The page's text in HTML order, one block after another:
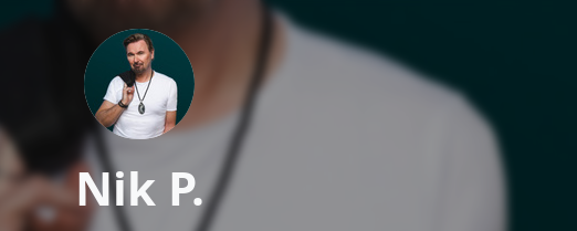
Nik P.